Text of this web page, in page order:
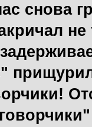
снова